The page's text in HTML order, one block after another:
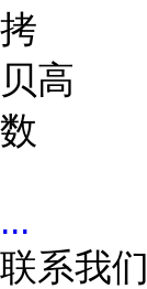
拷
贝
数
高
...
联系我们